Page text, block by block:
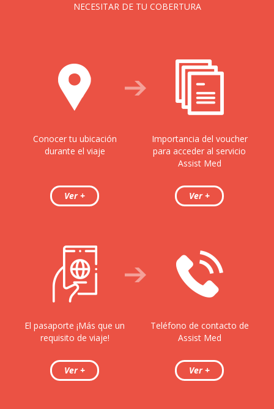
NECESITAR DE TU COBERTURA
Conocer tu ubicación
durante el viaje
Importancia del voucher
para acceder al servicio
Assist Med
El pasaporte ¡Más que un
requisito de viaje!
Teléfono de contacto de
Assist Med